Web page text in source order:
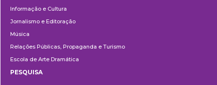
Informação e Cultura
Jornalismo e Editoração
Música
Relações Públicas, Propaganda e Turismo
Escola de Arte Dramática
PESQUISA